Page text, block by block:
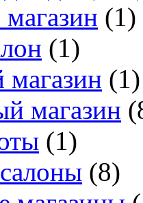
(1)
(1)
(1)
магазин
(1)
(8)